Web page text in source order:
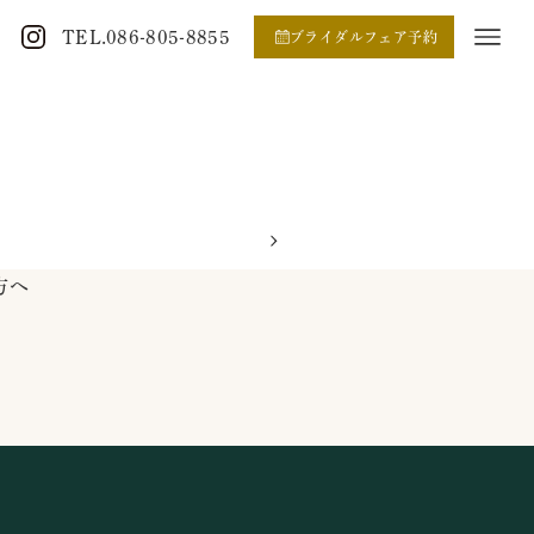
TEL.086-805-8855 ブライダルフェア予約
へ